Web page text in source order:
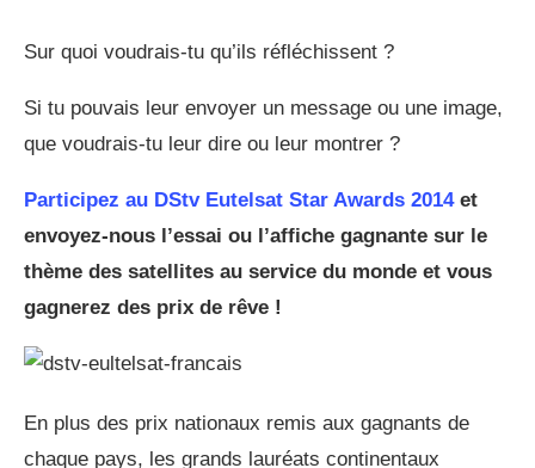
Sur quoi voudrais-tu qu’ils réfléchissent ?
Si tu pouvais leur envoyer un message ou une image,
que voudrais-tu leur dire ou leur montrer ?
Participez au DStv Eutelsat Star Awards 2014et
envoyez-nous l’essai ou l’affiche gagnante sur le
thème des satellites au service du monde et vous
gagnerez des prix de rêve !
En plus des prix nationaux remis aux gagnants de
chaque pays, les grands lauréats continentaux